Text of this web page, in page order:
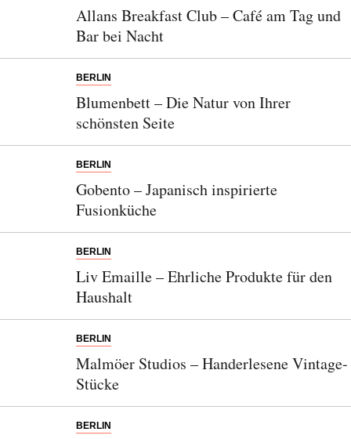
Allans Breakfast Club – Café am Tag und
Bar bei Nacht
BERLIN
Blumenbett – Die Natur von Ihrer
schönsten Seite
BERLIN
Gobento – Japanisch inspirierte
Fusionküche
BERLIN
Liv Emaille – Ehrliche Produkte für den
Haushalt
BERLIN
Malmöer Studios – Handerlesene Vintage-
Stücke
BERLIN